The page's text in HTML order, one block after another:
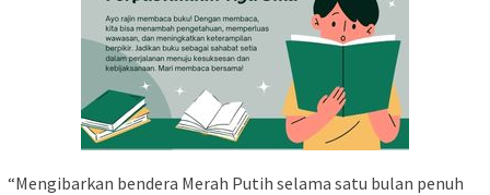
“Mengibarkan bendera Merah Putih selama satu bulan penuh